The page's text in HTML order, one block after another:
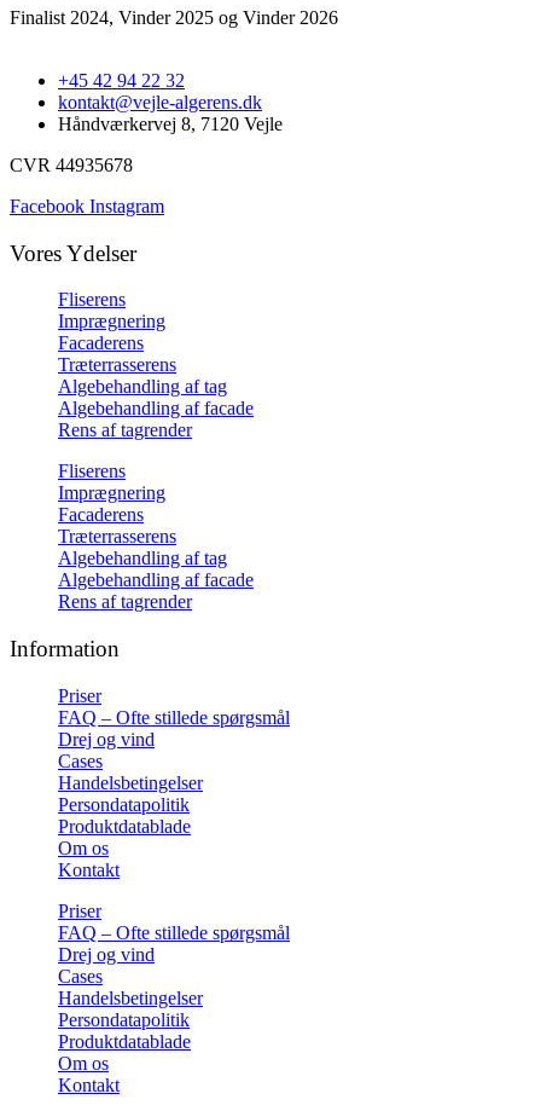
Finalist 2024, Vinder 2025 og Vinder 2026
+45 42 94 22 32
kontakt@vejle-algerens.dk
Håndværkervej 8, 7120 Vejle
CVR 44935678
Facebook Instagram
Vores Ydelser
Fliserens
Imprægnering
Facaderens
Træterrasserens
Algebehandling af tag
Algebehandling af facade
Rens af tagrender
Fliserens
Imprægnering
Facaderens
Træterrasserens
Algebehandling af tag
Algebehandling af facade
Rens af tagrender
Information
Priser
FAQ – Ofte stillede spørgsmål
Drej og vind
Cases
Handelsbetingelser
Persondatapolitik
Produktdatablade
Om os
Kontakt
Priser
FAQ – Ofte stillede spørgsmål
Drej og vind
Cases
Handelsbetingelser
Persondatapolitik
Produktdatablade
Om os
Kontakt